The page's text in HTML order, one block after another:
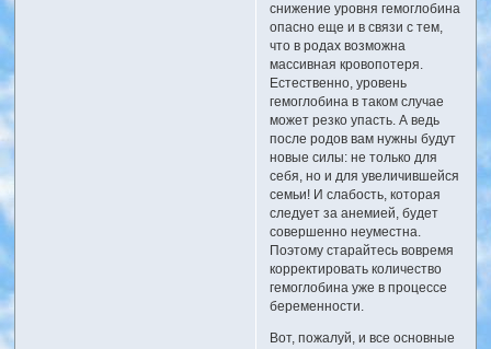
снижение уровня гемоглобина
опасно еще и в связи с тем,
что в родах возможна
массивная кровопотеря.
Естественно, уровень
гемоглобина в таком случае
может резко упасть. А ведь
после родов вам нужны будут
новые силы: не только для
себя, но и для увеличившейся
семьи! И слабость, которая
следует за анемией, будет
совершенно неуместна.
Поэтому старайтесь вовремя
корректировать количество
гемоглобина уже в процессе
беременности.
Вот, пожалуй, и все основные